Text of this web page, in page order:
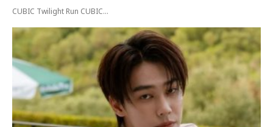
CUBIC Twilight Run CUBIC...